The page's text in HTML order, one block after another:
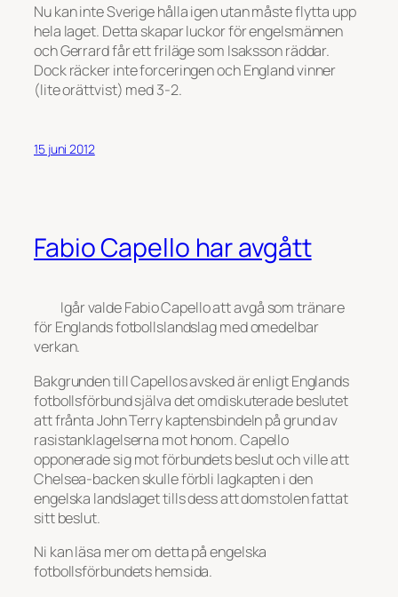
Nu kan inte Sverige hålla igen utan måste flytta upp
hela laget. Detta skapar luckor för engelsmännen
och Gerrard får ett friläge som Isaksson räddar.
Dock räcker inte forceringen och England vinner
(lite orättvist) med 3-2.
15 juni 2012
Fabio Capello har avgått
Igår valde Fabio Capello att avgå som tränare
för Englands fotbollslandslag med omedelbar
verkan.
Bakgrunden till Capellos avsked är enligt Englands
fotbollsförbund själva det omdiskuterade beslutet
att frånta John Terry kaptensbindeln på grund av
rasistanklagelserna mot honom. Capello
opponerade sig mot förbundets beslut och ville att
Chelsea-backen skulle förbli lagkapten i den
engelska landslaget tills dess att domstolen fattat
sitt beslut.
Ni kan läsa mer om detta på engelska
fotbollsförbundets hemsida.